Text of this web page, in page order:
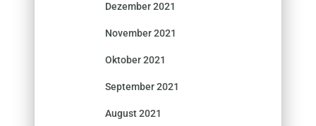
Dezember 2021
November 2021
Oktober 2021
September 2021
August 2021